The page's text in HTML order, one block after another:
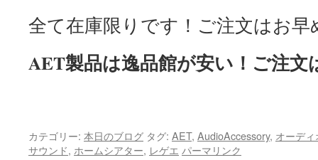
全て在庫限りです！ご注文はお早
AET製品は逸品館が安い！ご注文
カテゴリー: 本日のブログ タグ: AET, AudioAccessory, オーディ
サウンド, ホームシアター, レゲエ パーマリンク